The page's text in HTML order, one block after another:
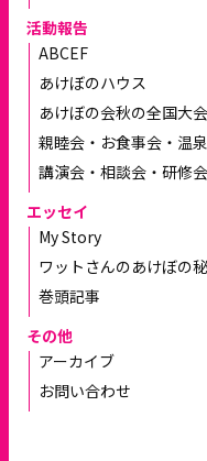
活動報告
ABCEF
あけぼのハウス
あけぼの会秋の全国大会
親睦会・お食事会・温
講演会・相談会・研修会
エッセイ
My Story
ワットさんのあけぼの
巻頭記事
その他
アーカイブ
お問い合わせ